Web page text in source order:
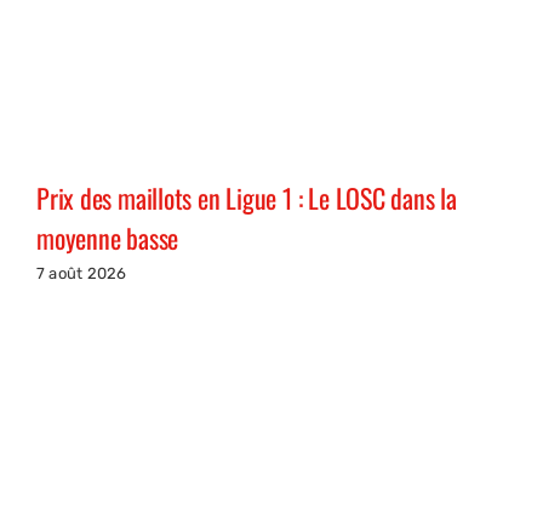
Prix des maillots en Ligue 1 : Le LOSC dans la
moyenne basse
7 août 2026